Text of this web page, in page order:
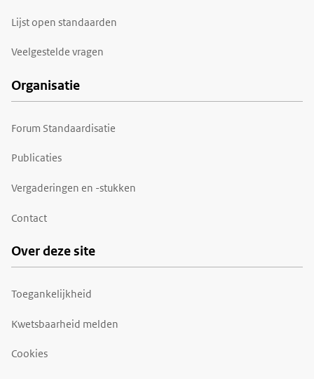
Lijst open standaarden
Veelgestelde vragen
Organisatie
Forum Standaardisatie
Publicaties
Vergaderingen en -stukken
Contact
Over deze site
Toegankelijkheid
Kwetsbaarheid melden
Cookies